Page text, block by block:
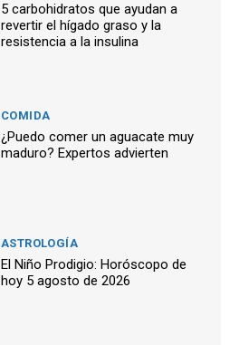
5 carbohidratos que ayudan a
revertir el hígado graso y la
resistencia a la insulina
COMIDA
¿Puedo comer un aguacate muy
maduro? Expertos advierten
ASTROLOGÍA
El Niño Prodigio: Horóscopo de
hoy 5 agosto de 2026